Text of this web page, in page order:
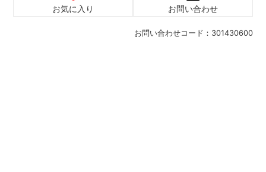
お問い合わせコード： 301430600
お気に入り お問い合わせ